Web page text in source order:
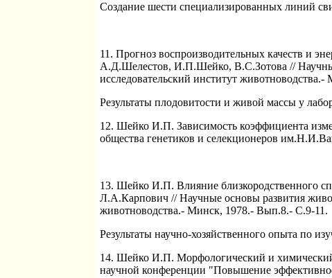
Создание шести специализированных линий
11. Прогноз воспроизводительных качеств и
А.Д.Шелестов, И.П.Шейко, В.С.Зотова //
исследовательский институт
Результаты плодовитости и живой массы у
12. Шейко И.П. Зависимость коэффициента
общества генетиков и селекционеров
13. Шейко И.П. Влияние близкородственного
Л.А.Карпович // Научные основы развития
животноводства.- Минск, 1978.- Вып.8.- С.9-11.
Результаты научно-хозяйственного опыта по
14. Шейко И.П. Морфологический и
научной конференции "Повышение